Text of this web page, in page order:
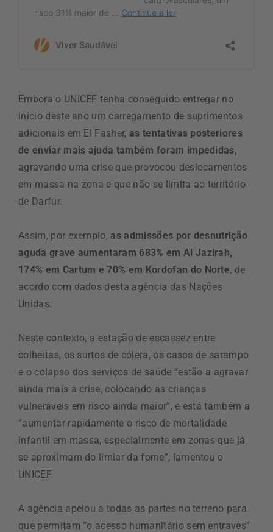
Embora o UNICEF tenha conseguido entregar no
início deste ano um carregamento de suprimentos
adicionais em El Fasher,as tentativas posteriores
de enviar mais ajuda também foram impedidas,
agravando uma crise que provocou deslocamentos
em massa na zona e que não se limita ao território
de Darfur.
Assim, por exemplo,as admissões por desnutrição
aguda grave aumentaram 683% em Al Jazirah,
174% em Cartum e 70% em Kordofan do Norte, de
acordo com dados desta agência das Nações
Unidas.
Neste contexto, a estação de escassez entre
colheitas, os surtos de cólera, os casos de sarampo
e o colapso dos serviços de saúde “estão a agravar
ainda mais a crise, colocando as crianças
vulneráveis em risco ainda maior”, e está também a
“aumentar rapidamente o risco de mortalidade
infantil em massa, especialmente em zonas que já
se aproximam do limiar da fome”, lamentou o
UNICEF.
A agência apelou a todas as partes no terreno para
que permitam “o acesso humanitário sem entraves”